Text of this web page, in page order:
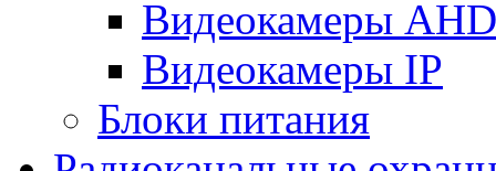
Видеокамеры AHD
Видеокамеры IP
Блоки питания